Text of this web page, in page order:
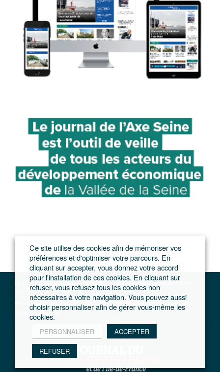
Le journal du Grand Paris – L'actualité du développement de l'Ile-de-France
Iles de loisirs franciliennes : entre développement ambitieux et craintes de
« fiasco » financier
Ce site utilise des cookies afin de mémoriser vos
préférences et d'optimiser votre parcours. En
cliquant sur accepter, vous donnez votre accord
pour l'installation de ces cookies. En cliquant sur
refuser, vous refusez tous les cookies non
nécessaires à votre navigation. Vous pouvez aussi
choisir personnaliser afin de gérer vous-même les
cookies.
PERSONNALISER ACCEPTER
REFUSER